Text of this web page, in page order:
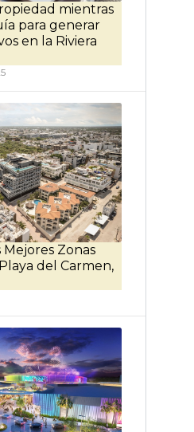
mientras
para generar
en la Riviera
Mejores Zonas
del Carmen,